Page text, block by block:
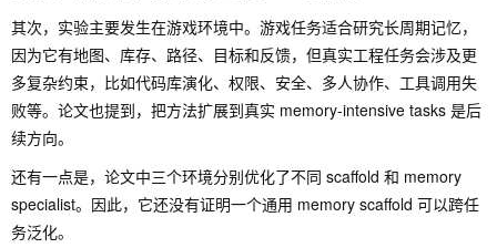
其次，实验主要发生在游戏环境中。游戏任务适合研究长周期记忆，
因为它有地图、库存、路径、目标和反馈，但真实工程任务会涉及更
多复杂约束，比如代码库演化、权限、安全、多人协作、工具调用失
败等。论文也提到，把方法扩展到真实 memory-intensive tasks 是后
续方向。
还有一点是，论文中三个环境分别优化了不同 scaffold 和 memory
specialist。因此，它还没有证明一个通用 memory scaffold 可以跨任
务泛化。